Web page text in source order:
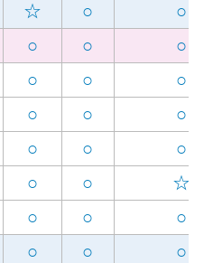
☆ ○ ○
○ ○ ○
○ ○ ○
○ ○ ○
○ ○ ○
○ ○ ☆
○ ○ ○
○ ○ ○